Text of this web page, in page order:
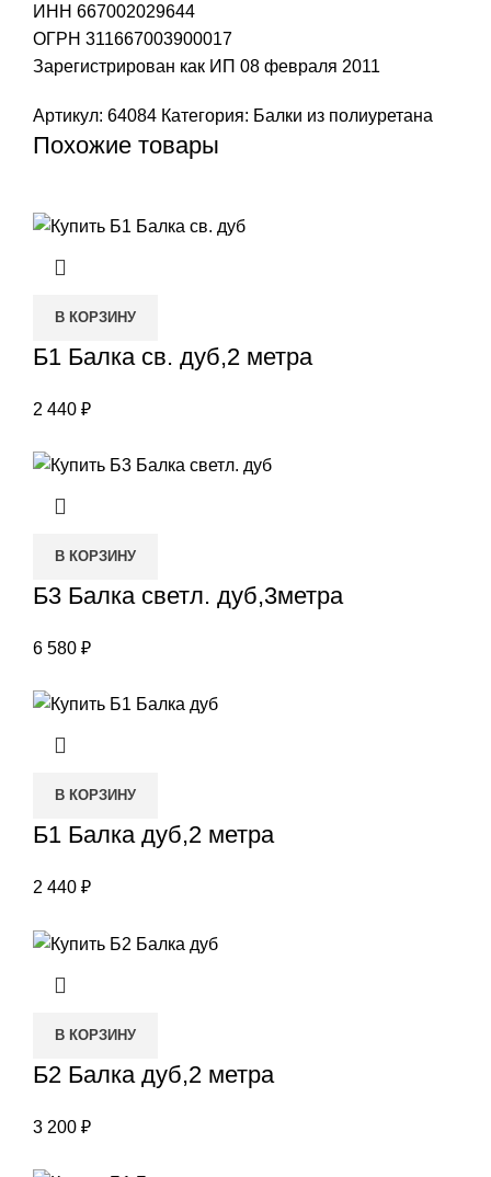
ИНН 667002029644
ОГРН 311667003900017
Зарегистрирован как ИП 08 февраля 2011
Артикул: 64084 Категория: Балки из полиуретана
Похожие товары
В КОРЗИНУ
Б1 Балка св. дуб,2 метра
2 440 ₽
В КОРЗИНУ
Б3 Балка светл. дуб,3метра
6 580 ₽
В КОРЗИНУ
Б1 Балка дуб,2 метра
2 440 ₽
В КОРЗИНУ
Б2 Балка дуб,2 метра
3 200 ₽